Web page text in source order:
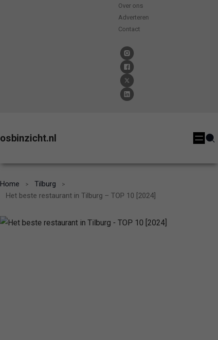
Over ons
Adverteren
Contact
osbinzicht.nl
Home
Tilburg
Het beste restaurant in Tilburg – TOP 10 [2024]